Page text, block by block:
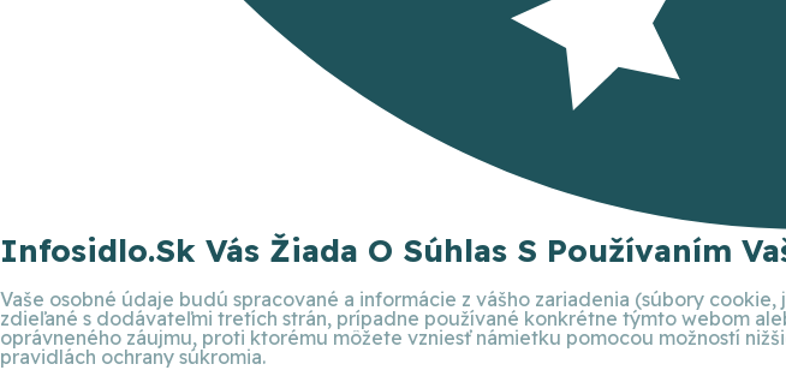
Infosidlo.sk Vás Žiada O Súhlas S Používaním
Vaše osobné údaje budú spracované a informácie z vášho zariadenia (súbory
zdieľané s dodávateľmi tretích strán, prípadne používané konkrétne týmto webom
oprávneného záujmu, proti ktorému môžete vzniesť námietku pomocou možností
pravidlách ochrany súkromia.